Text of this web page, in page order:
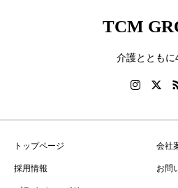
TCM
介護とともに
トップページ 会社
採用情報 お問